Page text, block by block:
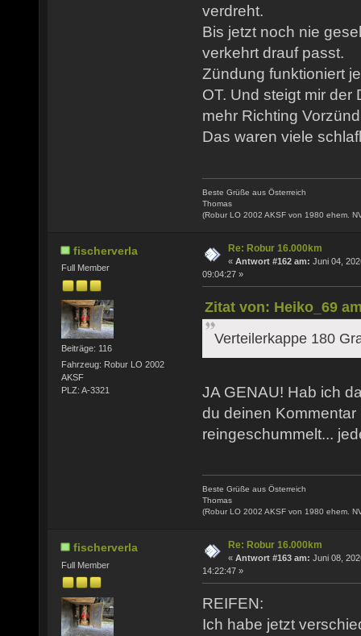
verdreht.
Bis jetzt noch nie
verkehrt drauf passt.
Zündung funktioniert
OT. Und steigt mir der
mehr Richting
Das waren viele
Beste Grüße aus Österreich
Thomas
(Robur LO 2002 AKSF von 1980 ehem.
fischerverla
Full Member
Beiträge: 116
Fahrzeug: Robur LO 2002
AKSF
PLZ: A-3321
Re: Robur 16.000km
« Antwort #162 am: Juni 04,
09:04:27 »
Zitat von: Heiko_69
Verteilerkappe 180
JA GENAU! Hab ich
du deinen Kommentar
reingeschummelt...
Beste Grüße aus Österreich
Thomas
(Robur LO 2002 AKSF von 1980 ehem.
fischerverla
Full Member
Re: Robur 16.000km
« Antwort #163 am: Juni 08,
14:22:47 »
REIFEN:
Ich habe jetzt